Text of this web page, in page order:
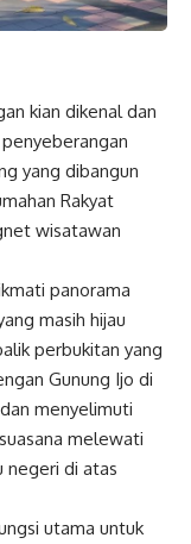
kian dikenal dan
yang dibangun
Rakyat
wisatawan
panorama
masih hijau
perbukitan yang
Gunung Ijo di
menyelimuti
melewati
negeri di atas
utama untuk